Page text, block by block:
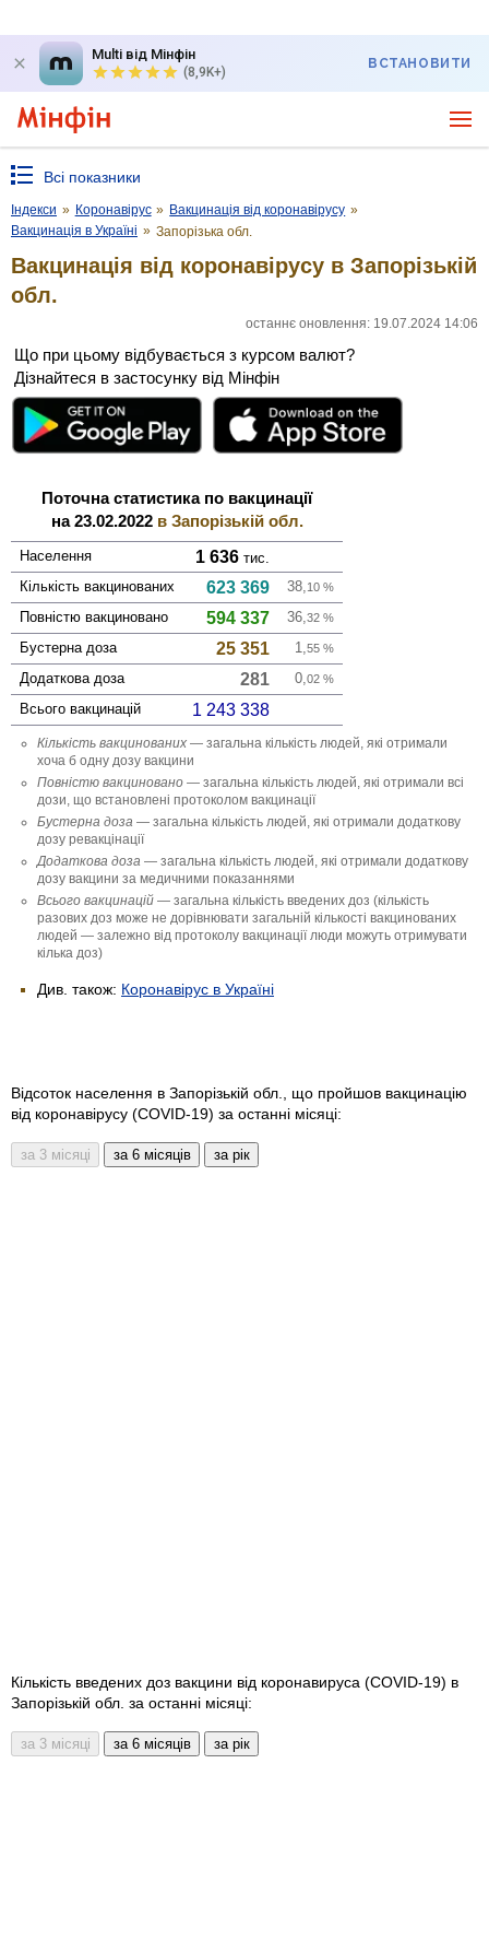
Multi від Мінфін
(8,9K+)
ВСТАНОВИТИ
Всі показники
Індекси » Коронавірус » Вакцинація від коронавірусу »
Вакцинація в Україні » Запорізька обл.
Вакцинація від коронавірусу в Запорізькій
обл.
останнє оновлення: 19.07.2024 14:06
Що при цьому відбувається з курсом валют?
Дізнайтеся в застосунку від Мінфін
Поточна статистика по вакцинації
на 23.02.2022 в Запорізькій обл.
Населення 1 636 тис.
Кількість вакци­нованих
623 369 38, 10 %
Повністю вакци­новано 594 337 36, 32 %
Бустерна доза 25 351 1, 55 %
Додаткова доза 281 0, 02 %
Всього вакцинацій 1 243 338
Кількість вакци­нованих — загальна кількість людей, які отримали
хоча б одну дозу вакцини
Повністю вакци­новано — загальна кількість людей, які отримали всі
дози, що встановлені протоколом вакцинації
Бустерна доза — загальна кількість людей, які отримали додаткову
дозу ревакцінації
Додаткова доза — загальна кількість людей, які отримали додаткову
дозу вакцини за медичними показаннями
Всього вакцинацій — загальна кількість введених доз (кількість
разових доз може не дорівнювати загальній кількості вакцинованих
людей — залежно від протоколу вакцинації люди можуть отримувати
кілька доз)
Див. також: Коронавірус в Україні
Відсоток населення в Запорізькій обл., що пройшов вакцинацію
від коронавірусу (COVID-19) за останні місяці:
Кількість введених доз вакцини від коронавируса (COVID-19) в
Запорізькій обл. за останні місяці: